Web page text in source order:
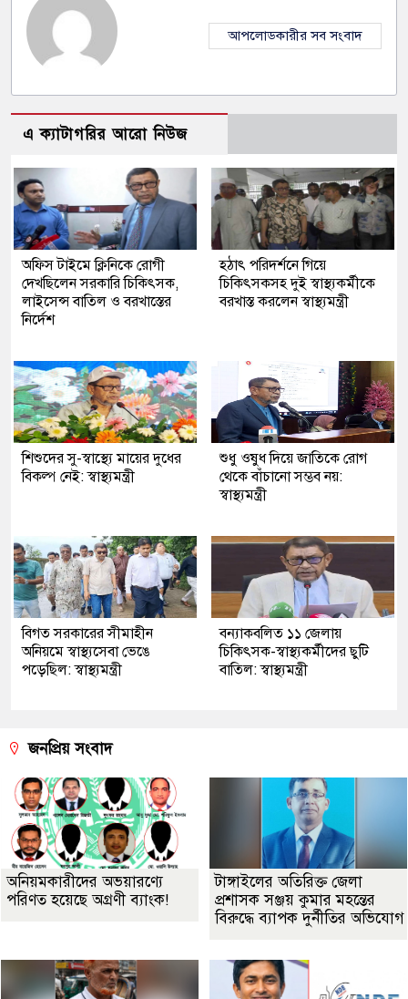
আপলোডকারীর সব সংবাদ
এ ক্যাটাগরির আরো নিউজ
অফিস টাইমে ক্লিনিকে রোগী
দেখছিলেন সরকারি চিকিৎসক,
লাইসেন্স বাতিল ও বরখাস্তের
নির্দেশ
হঠাৎ পরিদর্শনে গিয়ে
চিকিৎসকসহ দুই স্বাস্থ্যকর্মীকে
বরখাস্ত করলেন স্বাস্থ্যমন্ত্রী
শিশুদের সু-স্বাস্থ্যে মায়ের দুধের
বিকল্প নেই: স্বাস্থ্যমন্ত্রী
শুধু ওষুধ দিয়ে জাতিকে রোগ
থেকে বাঁচানো সম্ভব নয়:
স্বাস্থ্যমন্ত্রী
বিগত সরকারের সীমাহীন
অনিয়মে স্বাস্থ্যসেবা ভেঙে
পড়েছিল: স্বাস্থ্যমন্ত্রী
বন্যাকবলিত ১১ জেলায়
চিকিৎসক-স্বাস্থ্যকর্মীদের ছুটি
বাতিল: স্বাস্থ্যমন্ত্রী
জনপ্রিয় সংবাদ
অনিয়মকারীদের অভয়ারণ্যে
পরিণত হয়েছে অগ্রণী ব্যাংক!
টাঙ্গাইলের অতিরিক্ত জেলা
প্রশাসক সঞ্জয় কুমার মহন্তের
বিরুদ্ধে ব্যাপক দুর্নীতির অভিযোগ